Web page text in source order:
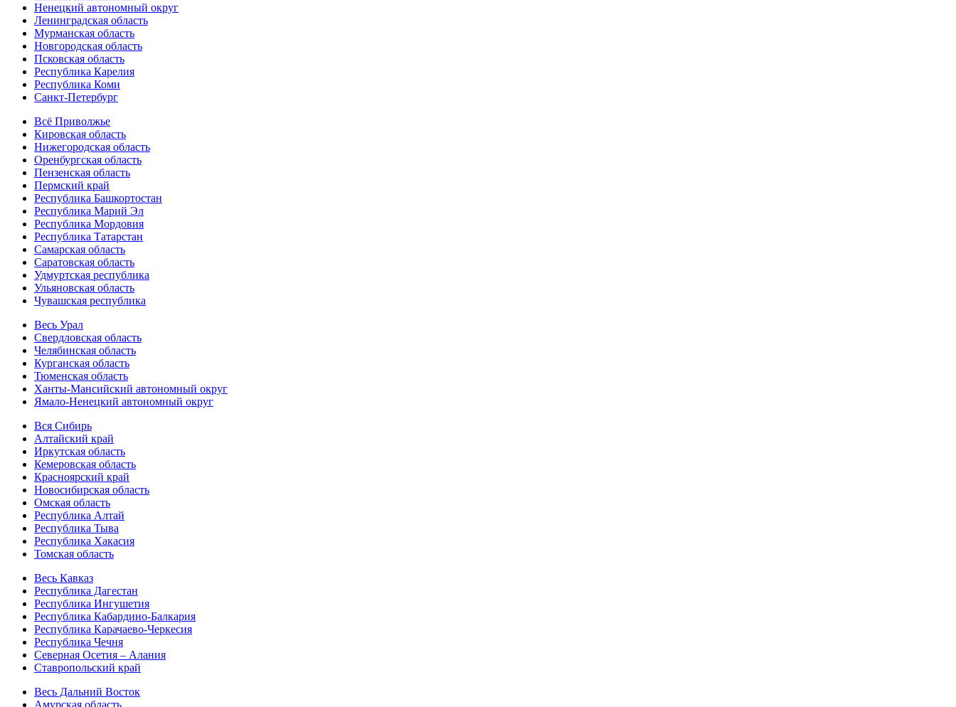
Ненецкий автономный округ
Ленинградская область
Мурманская область
Новгородская область
Псковская область
Республика Карелия
Республика Коми
Санкт-Петербург
Всё Приволжье
Кировская область
Нижегородская область
Оренбургская область
Пензенская область
Пермский край
Республика Башкортостан
Республика Марий Эл
Республика Мордовия
Республика Татарстан
Самарская область
Саратовская область
Удмуртская республика
Ульяновская область
Чувашская республика
Весь Урал
Свердловская область
Челябинская область
Курганская область
Тюменская область
Ханты-Мансийский автономный округ
Ямало-Ненецкий автономный округ
Вся Сибирь
Алтайский край
Иркутская область
Кемеровская область
Красноярский край
Новосибирская область
Омская область
Республика Алтай
Республика Тыва
Республика Хакасия
Томская область
Весь Кавказ
Республика Дагестан
Республика Ингушетия
Республика Кабардино-Балкария
Республика Карачаево-Черкесия
Республика Чечня
Северная Осетия – Алания
Ставропольский край
Весь Дальний Восток
Амурская область